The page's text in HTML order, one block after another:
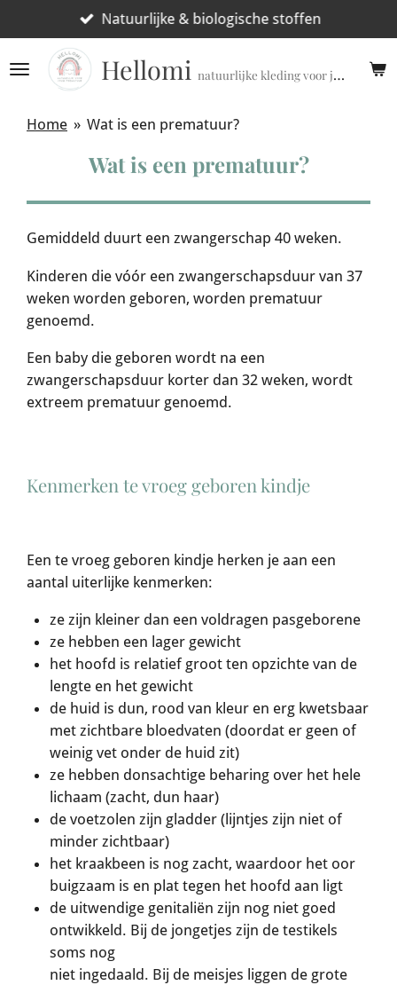
direct
naar
Hellomi natuurlijke kleding voor jouw prematuur!
Natuurlijke & biologische stoffen
Home » Wat is een prematuur?
Wat is een prematuur?
Gemiddeld duurt een zwangerschap 40 weken.
Kinderen die vóór een zwangerschapsduur van 37
weken worden geboren, worden prematuur
genoemd.
Een baby die geboren wordt na een
zwangerschapsduur korter dan 32 weken, wordt
extreem prematuur genoemd.
Kenmerken te vroeg geboren kindje
Een te vroeg geboren kindje herken je aan een
aantal uiterlijke kenmerken:
ze zijn kleiner dan een voldragen pasgeborene
ze hebben een lager gewicht
het hoofd is relatief groot ten opzichte van de
lengte en het gewicht
de huid is dun, rood van kleur en erg kwetsbaar
met zichtbare bloedvaten (doordat er geen of
weinig vet onder de huid zit)
ze hebben donsachtige beharing over het hele
lichaam (zacht, dun haar)
de voetzolen zijn gladder (lijntjes zijn niet of
minder zichtbaar)
het kraakbeen is nog zacht, waardoor het oor
buigzaam is en plat tegen het hoofd aan ligt
de uitwendige genitaliën zijn nog niet goed
ontwikkeld. Bij de jongetjes zijn de testikels
soms nog
niet ingedaald. Bij de meisjes liggen de grote